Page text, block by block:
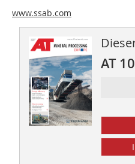
www.ssab.com
AT